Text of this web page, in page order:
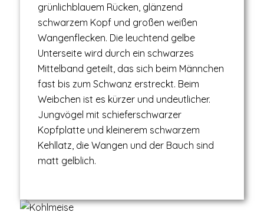
grünlichblauem Rücken, glänzend
schwarzem Kopf und großen weißen
Wangenflecken. Die leuchtend gelbe
Unterseite wird durch ein schwarzes
Mittelband geteilt, das sich beim Männchen
fast bis zum Schwanz erstreckt. Beim
Weibchen ist es kürzer und undeutlicher.
Jungvögel mit schieferschwarzer
Kopfplatte und kleinerem schwarzem
Kehllatz, die Wangen und der Bauch sind
matt gelblich.